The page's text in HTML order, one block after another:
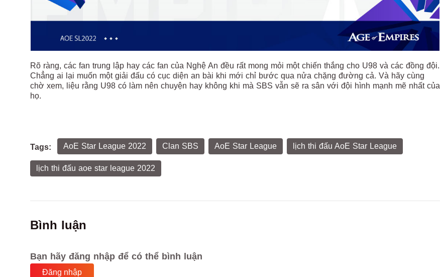
Rõ ràng, các fan trung lập hay các fan của Nghệ An đều rất mong mỏi một chiến thắng cho U98 và các đồng đội.
Chẳng ai lại muốn một giải đấu có cục diện an bài khi mới chỉ bước qua nửa chặng đường cả. Và hãy cùng
chờ xem, liệu rằng U98 có làm nên chuyện hay không khi mà SBS vẫn sẽ ra sân với đội hình mạnh mẽ nhất của
họ.
Tags: AoE Star League 2022 Clan SBS AoE Star League lịch thi đấu AoE Star League
lịch thi đấu aoe star league 2022
Bình luận
Bạn hãy đăng nhập để có thể bình luận
Đăng nhập